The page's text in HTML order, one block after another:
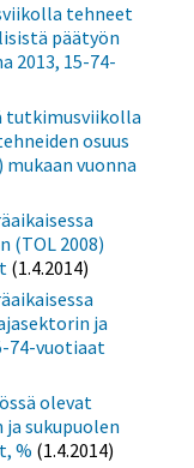
tehneet
päätyön
2013, 15-74-
tutkimusviikolla
osuus
vuonna
(TOL 2008)
(1.4.2014)
ja
74-vuotiaat
olevat
ja sukupuolen
% (1.4.2014)